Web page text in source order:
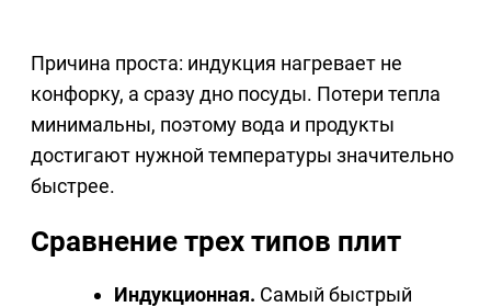
Причина проста: индукция нагревает не
конфорку, а сразу дно посуды. Потери тепла
минимальны, поэтому вода и продукты
достигают нужной температуры значительно
быстрее.
Сравнение трех типов плит
Индукционная. Самый быстрый